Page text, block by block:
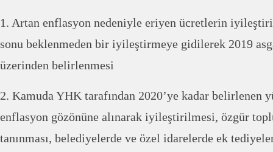
1. Artan enflasyon nedeniyle eriyen ücretlerin
sonu beklenmeden bir iyileştirmeye gidilerek 2019
üzerinden belirlenmesi
2. Kamuda YHK tarafından 2020’ye kadar belirlenen
enflasyon gözönüne alınarak iyileştirilmesi, özgür
tanınması, belediyelerde ve özel idarelerde ek